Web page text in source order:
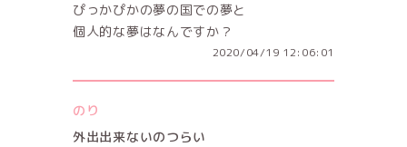
ぴっかぴかの夢の国での夢と
個人的な夢はなんですか？
2020/04/19 12:06:01
のり
外出出来ないのつらい